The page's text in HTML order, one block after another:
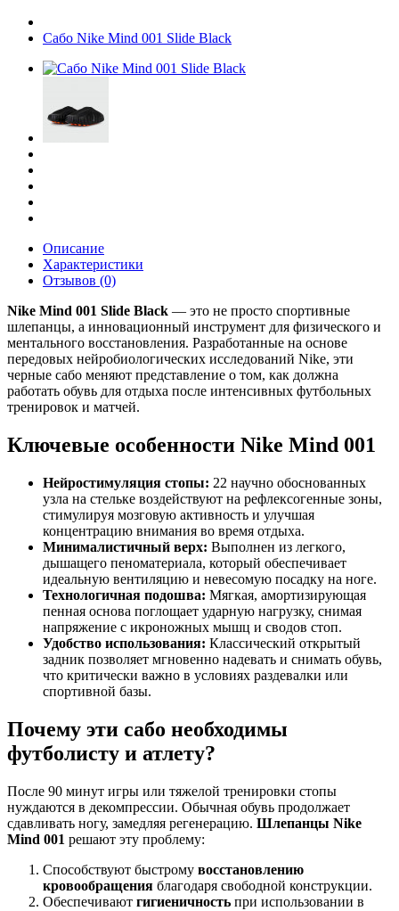
Сабо Nike Mind 001 Slide Black
Описание
Характеристики
Отзывов (0)
Nike Mind 001 Slide Black — это не просто спортивные
шлепанцы, а инновационный инструмент для физического и
ментального восстановления. Разработанные на основе
передовых нейробиологических исследований Nike, эти
черные сабо меняют представление о том, как должна
работать обувь для отдыха после интенсивных футбольных
тренировок и матчей.
Ключевые особенности Nike Mind 001
Нейростимуляция стопы: 22 научно обоснованных
узла на стельке воздействуют на рефлексогенные зоны,
стимулируя мозговую активность и улучшая
концентрацию внимания во время отдыха.
Минималистичный верх: Выполнен из легкого,
дышащего пеноматериала, который обеспечивает
идеальную вентиляцию и невесомую посадку на ноге.
Технологичная подошва: Мягкая, амортизирующая
пенная основа поглощает ударную нагрузку, снимая
напряжение с икроножных мышц и сводов стоп.
Удобство использования: Классический открытый
задник позволяет мгновенно надевать и снимать обувь,
что критически важно в условиях раздевалки или
спортивной базы.
Почему эти сабо необходимы
футболисту и атлету?
После 90 минут игры или тяжелой тренировки стопы
нуждаются в декомпрессии. Обычная обувь продолжает
сдавливать ногу, замедляя регенерацию. Шлепанцы Nike
Mind 001 решают эту проблему:
Способствуют быстрому восстановлению
кровообращения благодаря свободной конструкции.
Обеспечивают гигиеничность при использовании в